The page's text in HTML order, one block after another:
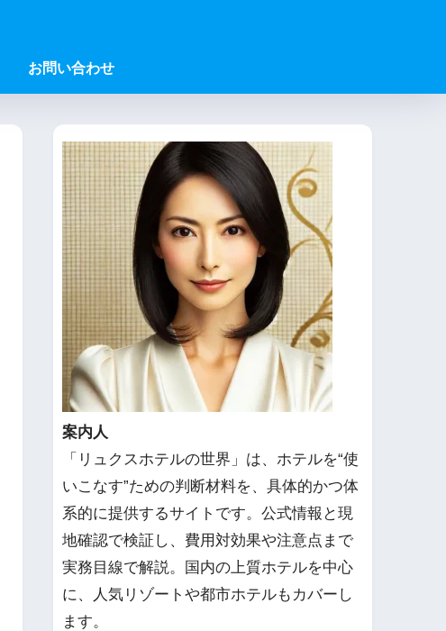
お問い合わせ
案内人
「リュクスホテルの世界」は、ホテルを“使
いこなす”ための判断材料を、具体的かつ体
系的に提供するサイトです。公式情報と現
地確認で検証し、費用対効果や注意点まで
実務目線で解説。国内の上質ホテルを中心
に、人気リゾートや都市ホテルもカバーし
ます。